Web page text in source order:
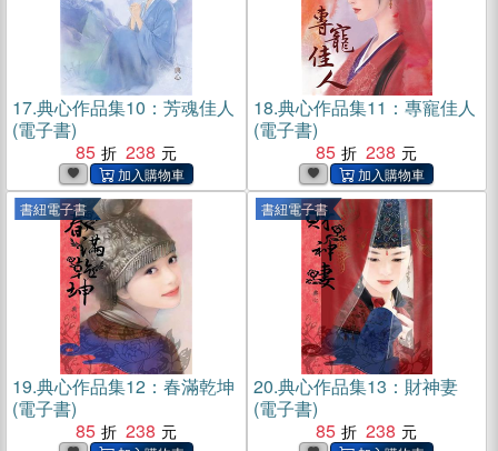
17.典心作品集10：芳魂佳人
(電子書)
85
238
18.典心作品集11：專寵佳人
(電子書)
85
238
書紐電子書
19.典心作品集12：春滿乾坤
(電子書)
85
238
書紐電子書
20.典心作品集13：財神妻
(電子書)
85
238